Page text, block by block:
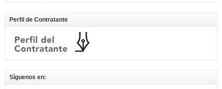
Perfil de Contratante
Síguenos en: